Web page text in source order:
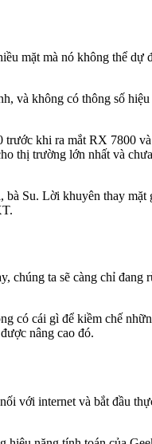
mặt mà nó không thể dự
và không có thông số
khi ra mắt RX 7800
thị trường lớn nhất và
Su. Lời khuyên thay mặt
ta sẽ càng chỉ đang
có cái gì để kiềm chế
nâng cao đó.
với internet và bắt đầu